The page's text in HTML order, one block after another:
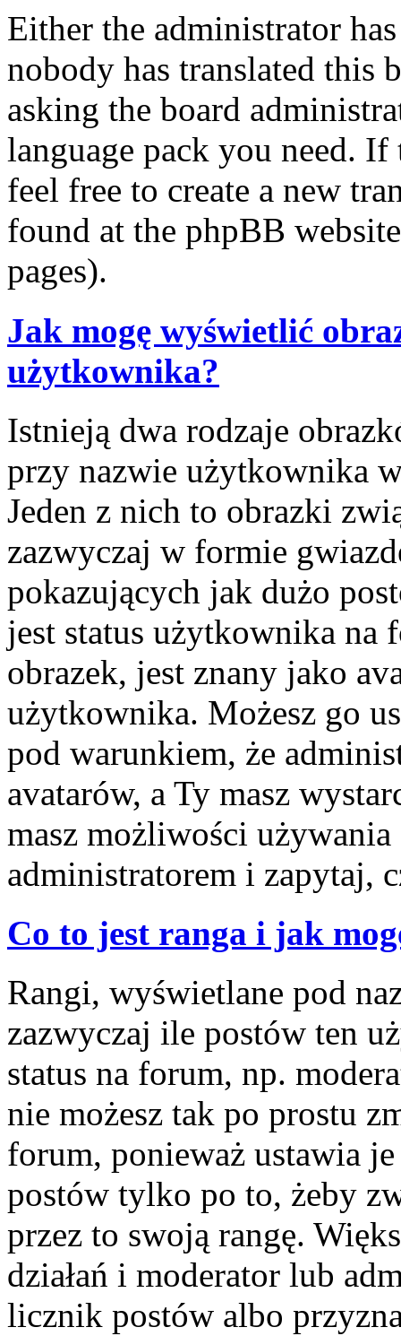
Either the administrator
nobody has translated this
asking the board
language pack you need.
feel free to create a new
found at the phpBB
pages).
Jak mogę wyświetlić
użytkownika?
Istnieją dwa rodzaje
przy nazwie użytkownika
Jeden z nich to obrazki
zazwyczaj w formie
pokazujących jak dużo
jest status użytkownika na
obrazek, jest znany jako
użytkownika. Możesz go
pod warunkiem, że
avatarów, a Ty masz
masz możliwości
administratorem i zapytaj,
Co to jest ranga i jak
Rangi, wyświetlane pod
zazwyczaj ile postów ten
status na forum, np.
nie możesz tak po prostu
forum, ponieważ ustawia
postów tylko po to, żeby
przez to swoją rangę.
działań i moderator lub
licznik postów albo